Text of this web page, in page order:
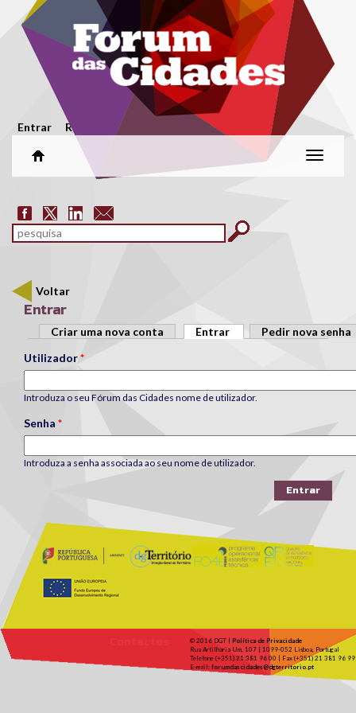
Passar para o conteúdo principal
Menu secundário
Entrar Registar
Alterar
Formulário de pesquisa
pesquisar
Voltar
Entrar
Separadores primários
Criar uma nova conta Entrar (separador ativo)
Pedir nova senha
Utilizador*
Introduza o seu Fórum das Cidades nome de utilizador.
Senha *
Introduza a senha associada ao seu nome de utilizador.
© 2016 DGT | Política de Privacidade
Rua Artilharia Um, 107 | 1099-052 Lisboa, Portugal
Telefone (+351) 21 381 96 00 | Fax (+351) 21 381 96 99
E-mail: forumdascidades@dgterritorio.pt